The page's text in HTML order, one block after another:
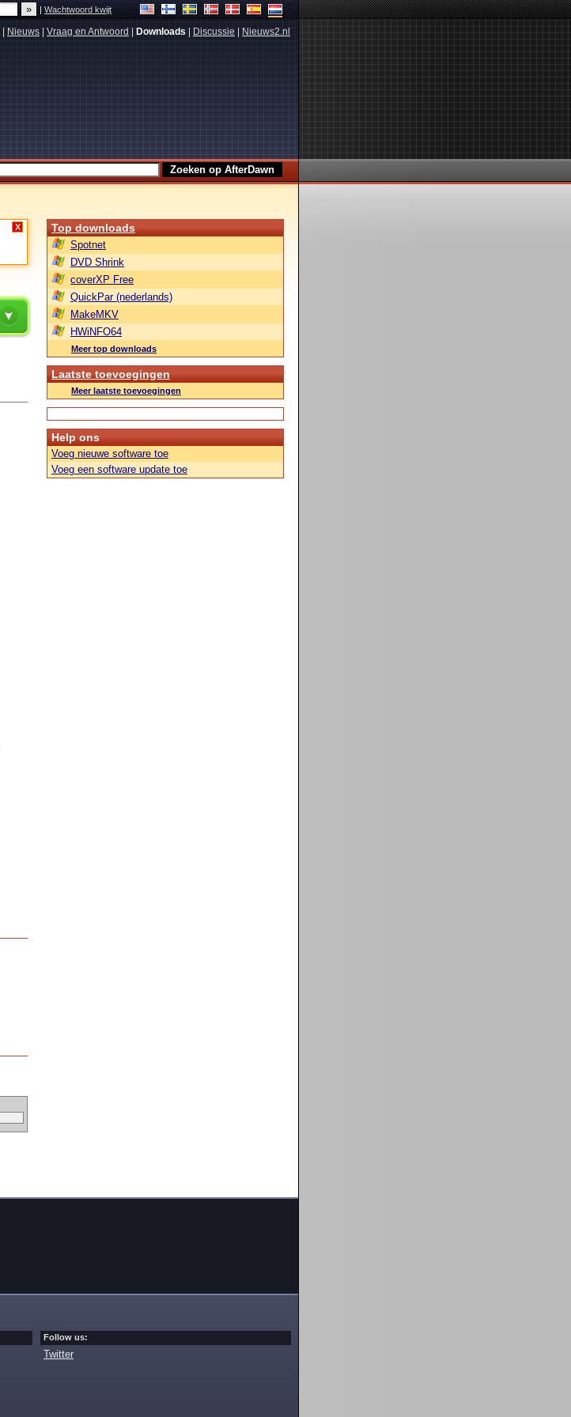
|Wachtwoord kwijt
Nieuws Vraag en Antwoord Downloads Discussie Nieuws2.nl
X Top downloads
Spotnet
DVD Shrink
coverXP Free
QuickPar (nederlands)
MakeMKV
HWiNFO64
Meer top downloads
Laatste toevoegingen
Meer laatste toevoegingen
Help ons
Voeg nieuwe software toe
Voeg een software update toe
Follow us:
Twitter